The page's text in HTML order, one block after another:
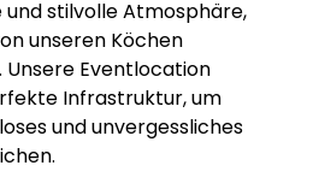
stilvolle Atmosphäre,
unseren Köchen
Unsere Eventlocation
Infrastruktur, um
und unvergessliches